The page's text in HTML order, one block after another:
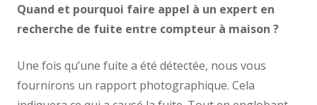
Quand et pourquoi faire appel à un expert en
recherche de fuite entre compteur à maison ?
Une fois qu’une fuite a été détectée, nous vous
fournirons un rapport photographique. Cela